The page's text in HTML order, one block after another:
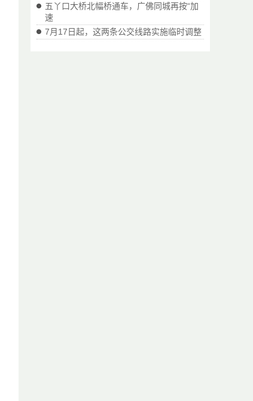
五丫口大桥北幅桥通车，广佛同城再按“加
速
7月17日起，这两条公交线路实施临时调整